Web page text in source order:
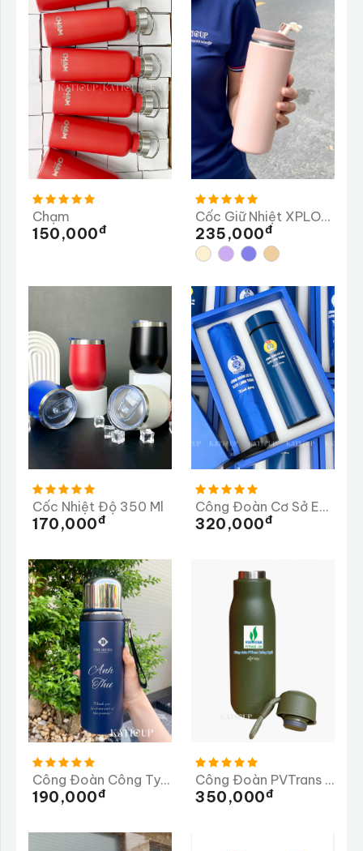
Chạm
150,000Đ
Cốc Giữ Nhiệt XPLORY 480ML
235,000Đ
Cốc Nhiệt Độ 350 Ml
170,000Đ
Công Đoàn Cơ Sở ELITE Long Thành
320,000Đ
Công Đoàn Công Ty TNHH TMS Hotel Đà Nẵng
190,000Đ
Công Đoàn PVTrans Quảng Ngãi
350,000Đ